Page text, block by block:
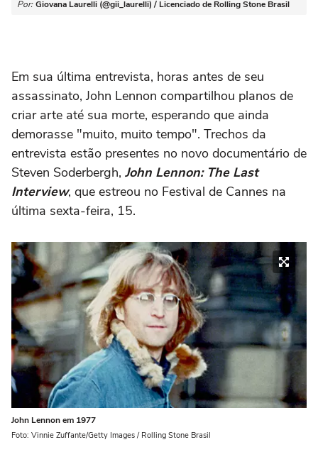
Por: Giovana Laurelli (@gii_laurelli) / Licenciado de Rolling Stone Brasil
Em sua última entrevista, horas antes de seu
assassinato, John Lennon compartilhou planos de
criar arte até sua morte, esperando que ainda
demorasse "muito, muito tempo". Trechos da
entrevista estão presentes no novo documentário de
Steven Soderbergh, John Lennon: The Last
Interview, que estreou no Festival de Cannes na
última sexta-feira, 15.
John Lennon em 1977
Foto: Vinnie Zuffante/Getty Images / Rolling Stone Brasil